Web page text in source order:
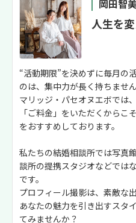
岡田智
人生を
“活動期限”を決めずに毎月の
のは、集中力が長く持ちません
マリッジ・パセオヌエボでは
「ご料金」をいただくから
をおすすめしております。
私たちの結婚相談所では写真
談所の提携スタジオなどでは
です。
プロフィール撮影は、素敵な
あなたの魅力を引き出すスタ
てみませんか？